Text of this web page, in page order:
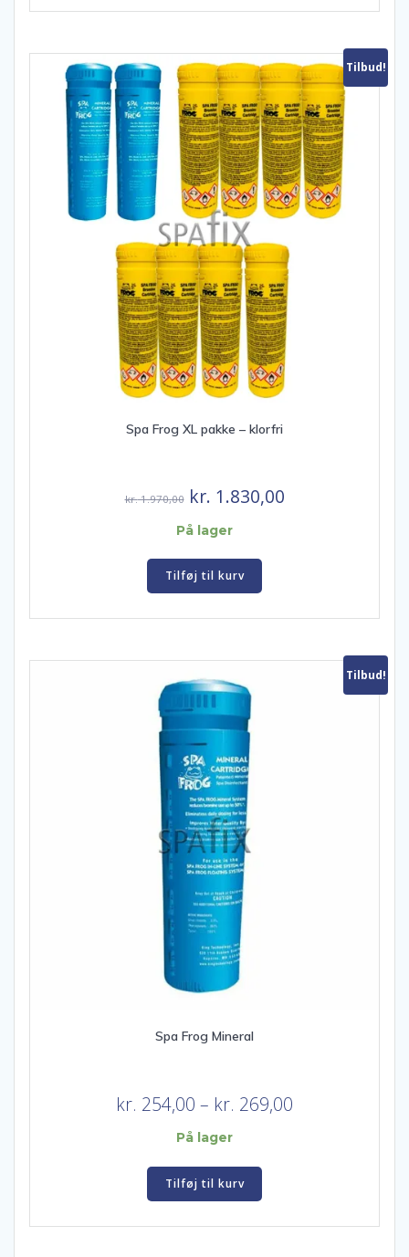
Tilbud!
Spa Frog XL pakke – klorfri
kr.1.970,00 Den
oprindelige
var:
kr. 1.970,00.
kr. 1.830,00Den
På lager
Tilføj til kurv
Tilbud!
Spa Frog Mineral
kr. 254,00 – kr. 269,00
På lager
Tilføj til kurv